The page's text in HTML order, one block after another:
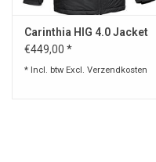
Carinthia HIG 4.0 Jacket
€449,00 *
* Incl. btw Excl. Verzendkosten